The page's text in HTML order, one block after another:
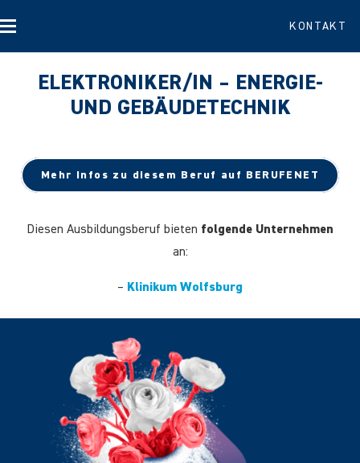
KONTAKT
ELEKTRONIKER/IN – ENERGIE-
UND GEBÄUDETECHNIK
Mehr Infos zu diesem Beruf auf BERUFENET
Diesen Ausbildungsberuf bieten folgende Unternehmen
an:
– Klinikum Wolfsburg